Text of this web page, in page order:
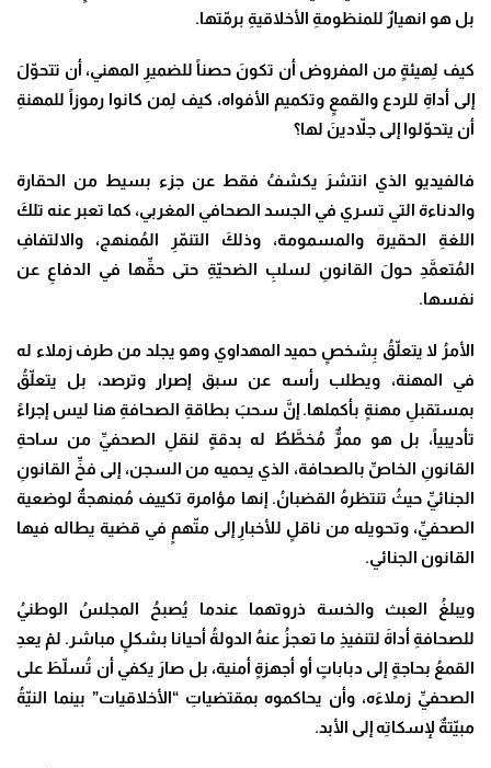
بل هو انهيارٌ للمنظومةِ الأخلاقيةِ برمّتها.
كيف لِهيئةٍ من المفروض أن تكونَ حصناً للضميرِ المهني، أن تتحوّلَ
إلى أداةِ للردع والقمعٍ وتكميم الأفواه، كيف لِمن كانوا رموزاً للمهنةِ
أن يتحوّلوا إلى جلاّدينَ لها؟
فالفيديو الذي انتشرَ يكشفُ فقط عن جزء بسيط من الحقارة
والدناءة التي تسري في الجسد الصحافي المغربي، كما تعبر عنه تلكَ
اللغةِ الحقيرة والمسمومة، وذلكَ التنمّرِ المُمنهج، والالتفافِ
المُتعمَّدِ حولَ القانونِ لسلبِ الضحيّةِ حتى حقِّها في الدفاعِ عن
نفسها.
الأمرُ لا يتعلّقُ بِشخصٍ حميد المهداوي وهو يجلد من طرف زملاء له
في المهنة، ويطلب رأسه عن سبق إصرار وترصد، بل يتعلّقُ
بمستقبلِ مهنةٍ بأكملها. إنَّ سحبَ بطاقةِ الصحافةِ هنا ليس إجراءً
تأديبياً، بل هو ممرٌّ مُخطَّطٌ له بدقةٍ لنقلِ الصحفيِّ من ساحةِ
القانونِ الخاصِّ بالصحافة، الذي يحميه من السجن، إلى فخِّ القانونِ
الجنائيِّ حيثُ تنتظرهُ القضبانُ. إنها مؤامرة تكييف مُمنهجةٌ لوضعية
الصحفيِّ، وتحويله من ناقلٍ للأخبارِ إلى متّهمٍ في قضية يطاله فيها
القانون الجنائي.
ويبلغُ العبث والخسة ذروتهما عندما يُصبحُ المجلسُ الوطنيُ
للصحافةِ أداةَ لتنفيذِ ما تعجزُ عنهُ الدولةُ أحيانا بشكلٍ مباشر. لمْ يعدِ
القمعُ بحاجةٍ إلى دباباتٍ أو أجهزةٍ أمنية، بل صارَ يكفي أن تُسلّطَ على
الصحفيِّ زملاءَه، وأن يحاكموه بمقتضياتِ “الأخلاقيات” بينما النيّةُ
مبيّتةٌ لإسكاتِه إلى الأبد.